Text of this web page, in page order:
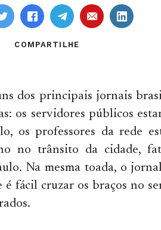
COMPARTILHE
dos principais jornais
os servidores públicos
os professores da rede
no trânsito da cidade,
Na mesma toada, o
fácil cruzar os braços no